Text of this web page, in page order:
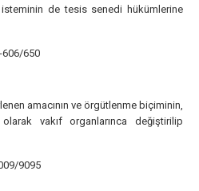
de tesis senedi hükümlerine
606/650
amacının ve örgütlenme biçiminin,
vakıf organlarınca değiştirilip
9095